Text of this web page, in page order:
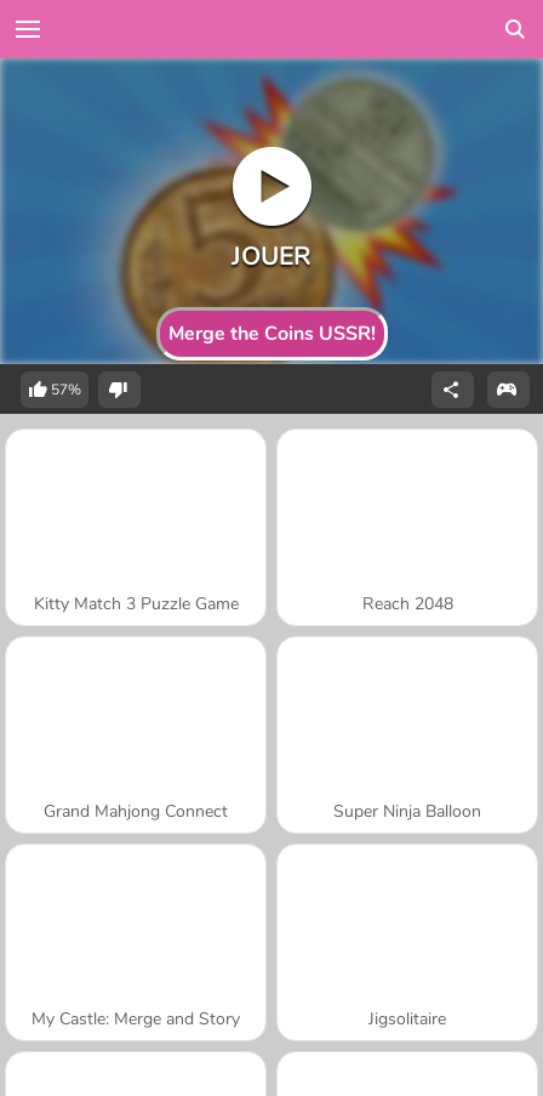
Merge the Coins USSR!
57%
Kitty Match 3 Puzzle Game Reach 2048
Grand Mahjong Connect Super Ninja Balloon
My Castle: Merge and Story Jigsolitaire